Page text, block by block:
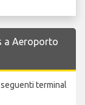
a Aeroporto
terminal